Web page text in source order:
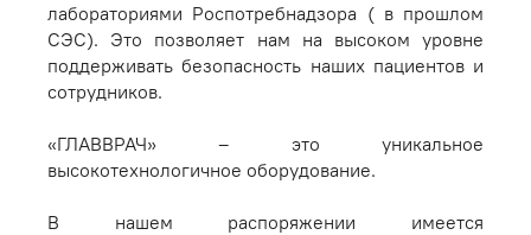
лабораториями Роспотребнадзора ( в прошлом
СЭС). Это позволяет нам на высоком уровне
поддерживать безопасность наших пациентов и
сотрудников.
«ГЛАВВРАЧ» – это уникальное
высокотехнологичное оборудование.
В нашем распоряжении имеется